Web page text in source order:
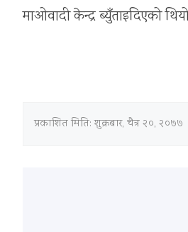
माओवादी केन्द्र ब्युँताइदिएको
प्रकाशित मिति:शुक्रबार, चैत्र २०, २०७७